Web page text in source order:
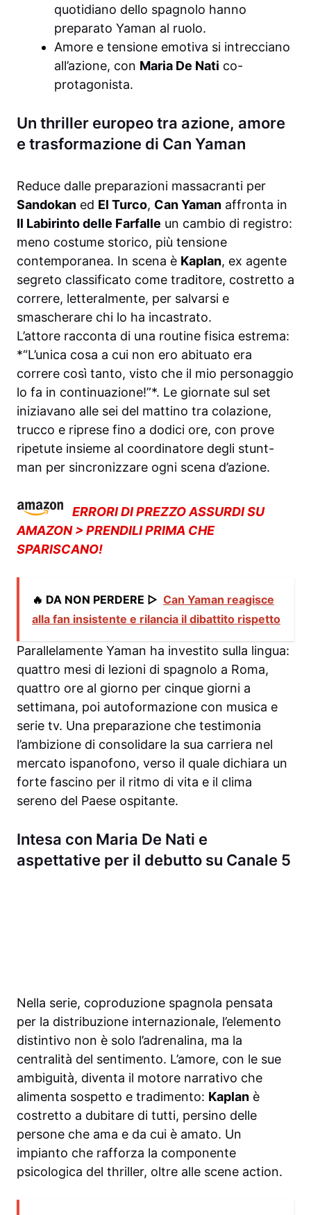
quotidiano dello spagnolo hanno
preparato Yaman al ruolo.
Amore e tensione emotiva si intrecciano
all’azione, con Maria De Nati co-
protagonista.
Un thriller europeo tra azione, amore
e trasformazione di Can Yaman
Reduce dalle preparazioni massacranti per
Sandokan ed El Turco, Can Yaman affronta in
Il Labirinto delle Farfalle un cambio di registro:
meno costume storico, più tensione
contemporanea. In scena è Kaplan, ex agente
segreto classificato come traditore, costretto a
correre, letteralmente, per salvarsi e
smascherare chi lo ha incastrato.
L’attore racconta di una routine fisica estrema:
*“L’unica cosa a cui non ero abituato era
correre così tanto, visto che il mio personaggio
lo fa in continuazione!”*. Le giornate sul set
iniziavano alle sei del mattino tra colazione,
trucco e riprese fino a dodici ore, con prove
ripetute insieme al coordinatore degli stunt-
man per sincronizzare ogni scena d’azione.
ERRORI DI PREZZO ASSURDI SU
AMAZON > PRENDILI PRIMA CHE
SPARISCANO!
🔥 DA NON PERDERE ▷ Can Yaman reagisce
alla fan insistente e rilancia il dibattito rispetto
Parallelamente Yaman ha investito sulla lingua:
quattro mesi di lezioni di spagnolo a Roma,
quattro ore al giorno per cinque giorni a
settimana, poi autoformazione con musica e
serie tv. Una preparazione che testimonia
l’ambizione di consolidare la sua carriera nel
mercato ispanofono, verso il quale dichiara un
forte fascino per il ritmo di vita e il clima
sereno del Paese ospitante.
Intesa con Maria De Nati e
aspettative per il debutto su Canale 5
Nella serie, coproduzione spagnola pensata
per la distribuzione internazionale, l’elemento
distintivo non è solo l’adrenalina, ma la
centralità del sentimento. L’amore, con le sue
ambiguità, diventa il motore narrativo che
alimenta sospetto e tradimento: Kaplan è
costretto a dubitare di tutti, persino delle
persone che ama e da cui è amato. Un
impianto che rafforza la componente
psicologica del thriller, oltre alle scene action.